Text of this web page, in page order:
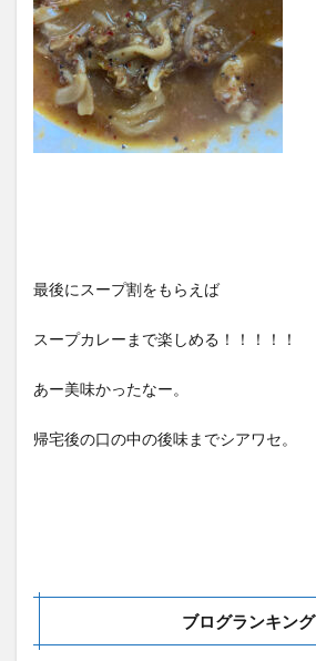
最後にスープ割をもらえば
スープカレーまで楽しめる！！！！！
あー美味かったなー。
帰宅後の口の中の後味までシアワセ。
ブログランキング